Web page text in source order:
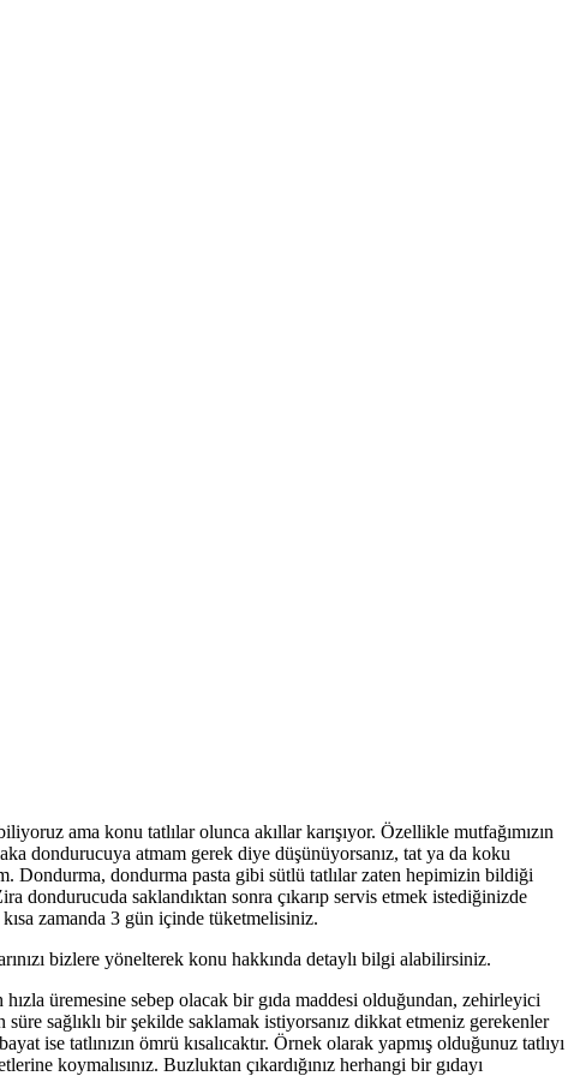
ama konu tatlılar olunca akıllar karışıyor. Özellikle mutfağımızın
dondurucuya atmam gerek diye düşünüyorsanız, tat ya da koku
Dondurma, dondurma pasta gibi sütlü tatlılar zaten hepimizin bildiği
dondurucuda saklandıktan sonra çıkarıp servis etmek istediğinizde
zamanda 3 gün içinde tüketmelisiniz.
bizlere yönelterek konu hakkında detaylı bilgi alabilirsiniz.
üremesine sebep olacak bir gıda maddesi olduğundan, zehirleyici
sağlıklı bir şekilde saklamak istiyorsanız dikkat etmeniz gerekenler
ise tatlınızın ömrü kısalıcaktır. Örnek olarak yapmış olduğunuz tatlıyı
koymalısınız. Buzluktan çıkardığınız herhangi bir gıdayı